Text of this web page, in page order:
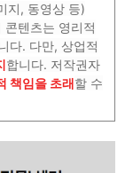
지, 동영상 등)
콘텐츠는 영리적
다. 다만, 상업적
합니다. 저작권자
책임을 초래할 수